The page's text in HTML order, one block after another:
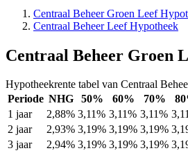
Centraal Beheer Groen Leef
Centraal Beheer Leef Hypotheek
Centraal Beheer Groen
Hypotheekrente tabel van Centraal
Periode NHG 50% 60% 70%
1 jaar
2,88% 3,11% 3,11% 3,11%
2 jaar
2,93% 3,19% 3,19% 3,19%
3 jaar
2,94% 3,19% 3,19% 3,19%